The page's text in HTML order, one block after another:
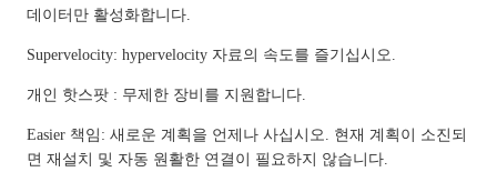
데이터만 활성화합니다.
Supervelocity: hypervelocity 자료의 속도를 즐기십시오.
개인 핫스팟 : 무제한 장비를 지원합니다.
Easier 책임: 새로운 계획을 언제나 사십시오. 현재 계획이 소진되
면 재설치 및 자동 원활한 연결이 필요하지 않습니다.